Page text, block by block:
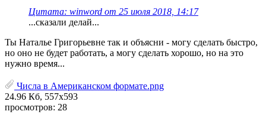
Цитата: winword от 25 июля 2018, 14:17
...сказали делай...
Ты Наталье Григорьевне так и объясни - могу сделать быстро,
но оно не будет работать, а могу сделать хорошо, но на это
нужно время...
Числа в Американском формате.png
24.96 Кб, 557x593
просмотров: 28